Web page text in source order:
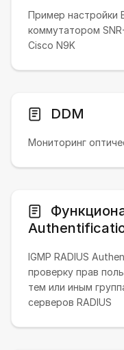
Пример настройки
коммутатором
Cisco N9K
DDM
Мониторинг
IGMP RADIUS
проверку прав
тем или иным
серверов RADIUS